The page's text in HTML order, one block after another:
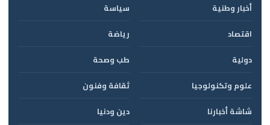
أخبار وطنية
سياسة
اقتصاد
رياضة
دولية
طب وصحة
علوم وتكنولوجيا
ثقافة وفنون
شاشة أخبارنا
دين ودنيا